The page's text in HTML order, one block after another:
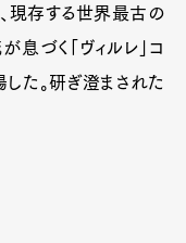
現存する世界最古の
息づく「ヴィルレ」コ
た。研ぎ澄まされた